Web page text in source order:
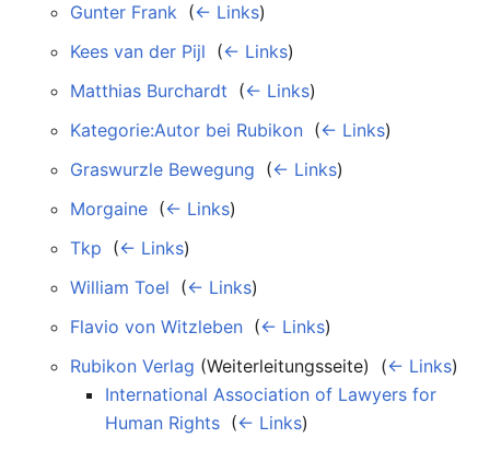
Gunter Frank (← Links)
Kees van der Pijl (← Links)
Matthias Burchardt (← Links)
Kategorie:Autor bei Rubikon (← Links)
Graswurzle Bewegung (← Links)
Morgaine (← Links)
Tkp (← Links)
William Toel (← Links)
Flavio von Witzleben (← Links)
Rubikon Verlag (Weiterleitungsseite) ‎ (← Links)
International Association of Lawyers for
Human Rights (← Links)